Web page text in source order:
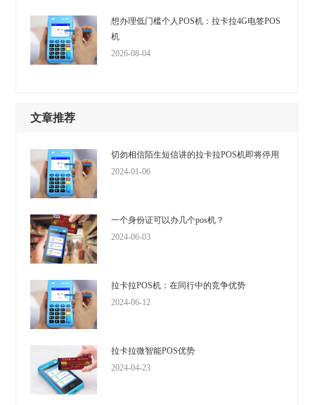
想办理低门槛个人POS机：拉卡拉4G电签POS
机
2026-08-04
文章推荐
切勿相信陌生短信讲的拉卡拉POS机即将停用
2024-01-06
一个身份证可以办几个pos机？
2024-06-03
拉卡拉POS机：在同行中的竞争优势
2024-06-12
拉卡拉微智能POS优势
2024-04-23